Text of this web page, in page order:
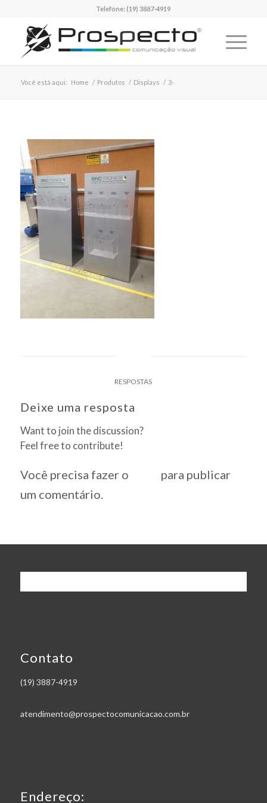
Telefone:(19) 3887-4919
Você está aqui: Home / Produtos / Displays / 3-
RESPOSTAS
Deixe uma resposta
Want to join the discussion?
Feel free to contribute!
Você precisa fazer o
para publicar
um comentário.
Contato
(19) 3887-4919
atendimento@prospectocomunicacao.com.br
Endereço: